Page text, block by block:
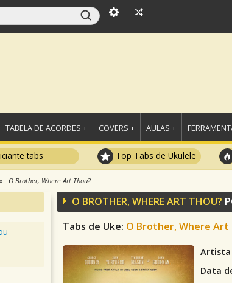
TABELA DE ACORDES + COVERS + AULAS +
tabs Top Tabs de Ukulele
O Brother, Where Art Thou?
O BROTHER, WHERE ART THOU?
Tabs de Uke: O Brother, Where Art
Artista
Data